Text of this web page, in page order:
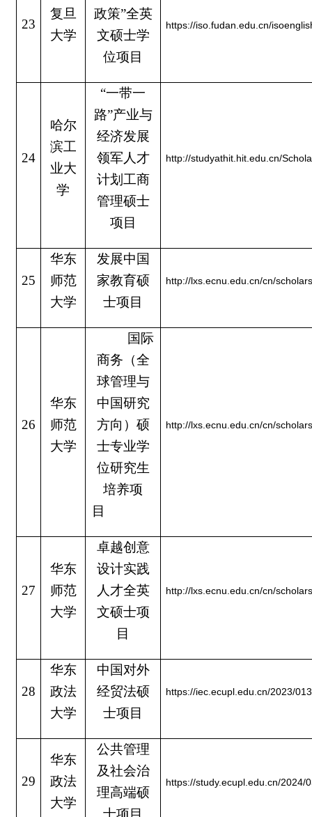
23
复旦
大学
政策”全英
文硕士学
位项目
https://iso.fudan.edu.cn/
24
哈尔
滨工
业大
学
“一带一
路”产业与
经济发展
领军人才
计划工商
管理硕士
项目
http://studyathit.hit.edu.cn/
25
华东
师范
大学
发展中国
家教育硕
士项目
http://lxs.ecnu.edu.cn/cn/
26
华东
师范
大学
国际
商务（全
球管理与
中国研究
方向）硕
士专业学
位研究生
培养项
目
http://lxs.ecnu.edu.cn/cn/
27
华东
师范
大学
卓越创意
设计实践
人才全英
文硕士项
目
http://lxs.ecnu.edu.cn/cn/
28
华东
政法
大学
中国对外
经贸法硕
士项目
https://iec.ecupl.edu.cn/2023/
29
华东
政法
大学
公共管理
及社会治
理高端硕
士项目
https://study.ecupl.edu.cn/2024/